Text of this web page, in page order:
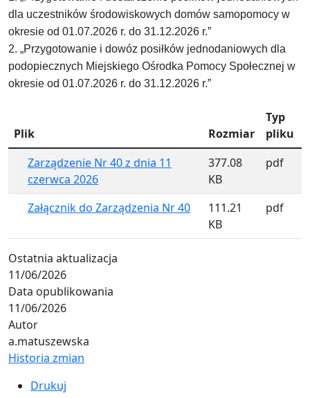
dla uczestników środowiskowych domów samopomocy w
okresie od 01.07.2026 r. do 31.12.2026 r.”
2. „Przygotowanie i dowóz posiłków jednodaniowych dla
podopiecznych Miejskiego Ośrodka Pomocy Społecznej w
okresie od 01.07.2026 r. do 31.12.2026 r.”
Plik Rozmiar
Typ
pliku
Zarządzenie Nr 40 z dnia 11
czerwca 2026
377.08
KB
pdf
Załącznik do Zarządzenia Nr 40
111.21
KB
pdf
Ostatnia aktualizacja
11/06/2026
Data opublikowania
11/06/2026
Autor
a.matuszewska
Historia zmian
Drukuj